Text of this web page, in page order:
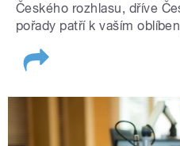
Českého rozhlasu, dříve
pořady patří k vaším